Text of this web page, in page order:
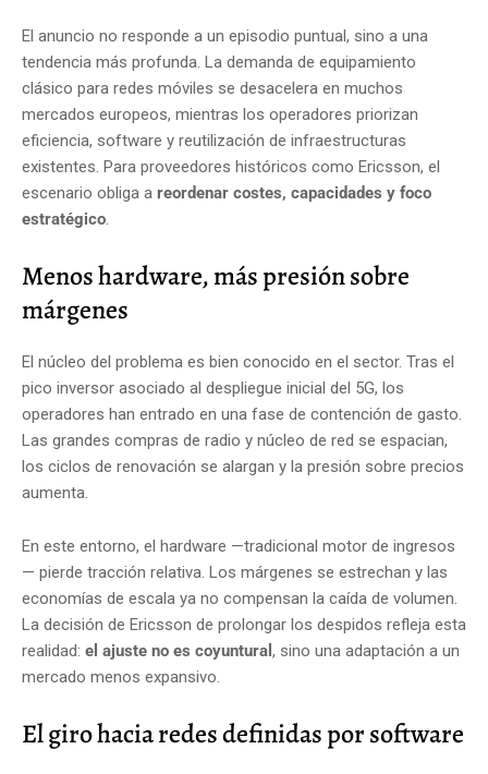
El anuncio no responde a un episodio puntual, sino a una
tendencia más profunda. La demanda de equipamiento
clásico para redes móviles se desacelera en muchos
mercados europeos, mientras los operadores priorizan
eficiencia, software y reutilización de infraestructuras
existentes. Para proveedores históricos como Ericsson, el
escenario obliga a reordenar costes, capacidades y foco
estratégico.
Menos hardware, más presión sobre
márgenes
El núcleo del problema es bien conocido en el sector. Tras el
pico inversor asociado al despliegue inicial del 5G, los
operadores han entrado en una fase de contención de gasto.
Las grandes compras de radio y núcleo de red se espacian,
los ciclos de renovación se alargan y la presión sobre precios
aumenta.
En este entorno, el hardware —tradicional motor de ingresos
— pierde tracción relativa. Los márgenes se estrechan y las
economías de escala ya no compensan la caída de volumen.
La decisión de Ericsson de prolongar los despidos refleja esta
realidad: el ajuste no es coyuntural , sino una adaptación a un
mercado menos expansivo.
El giro hacia redes definidas por software